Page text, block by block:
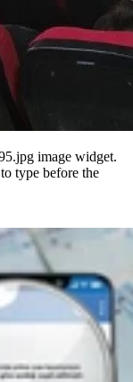
image widget.
type before the